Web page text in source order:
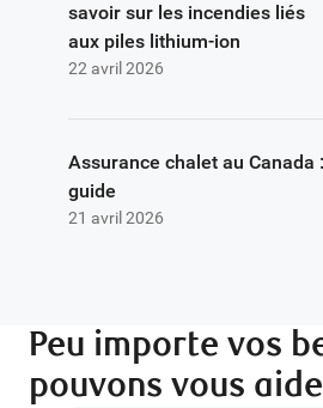
22 avril 2026
savoir sur les incendies liés
aux piles lithium-ion
21 avril 2026
Assurance chalet au Canada :
guide
Peu importe vos
pouvons vous